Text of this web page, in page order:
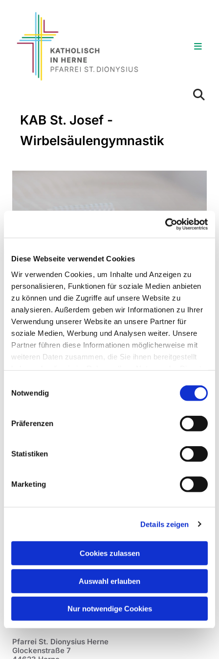
Diese Webseite verwendet Cookies
Wir verwenden Cookies, um Inhalte und Anzeigen zu
personalisieren, Funktionen für soziale Medien anbieten
zu können und die Zugriffe auf unsere Website zu
analysieren. Außerdem geben wir Informationen zu Ihrer
Verwendung unserer Website an unsere Partner für
soziale Medien, Werbung und Analysen weiter. Unsere
Partner führen diese Informationen möglicherweise mit
weiteren Daten zusammen, die Sie ihnen bereitgestellt
Notwendig
Präferenzen
Statistiken
Marketing
Details zeigen
Cookies zulassen
Auswahl erlauben
Nur notwendige Cookies
KAB St. Josef -
Wirbelsäulengymnastik
Donnerstag, 25. März 2027, 18:00
Uhr
Pfarrzentrum St. Dionysius,
Pfarrei St. Dionysius Herne
Glockenstraße 7